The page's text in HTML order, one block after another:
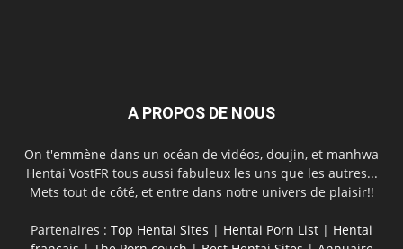
A PROPOS DE NOUS
On t'emmène dans un océan de vidéos, doujin, et manhwa
Hentai VostFR tous aussi fabuleux les uns que les autres...
Mets tout de côté, et entre dans notre univers de plaisir!!
Partenaires : Top Hentai Sites | Hentai Porn List | Hentai